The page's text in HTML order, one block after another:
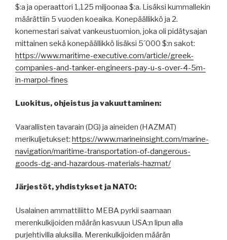
$:a ja operaattori 1,125 miljoonaa $:a. Lisäksi kummallekin
määrättiin 5 vuoden koeaika. Konepäällikkö ja 2.
konemestari saivat vankeustuomion, joka oli pidätysajan
mittainen sekä konepäällikkö lisäksi 5´000 $:n sakot:
https://www.maritime-executive.com/article/greek-
companies-and-tanker-engineers-pay-u-s-over-4-5m-
in-marpol-fines
Luokitus, ohjeistus ja vakuuttaminen:
Vaarallisten tavarain (DG) ja aineiden (HAZMAT)
merikuljetukset: https://www.marineinsight.com/marine-
navigation/maritime-transportation-of-dangerous-
goods-dg-and-hazardous-materials-hazmat/
Järjestöt, yhdistykset ja NATO:
Usalainen ammattiliitto MEBA pyrkii saamaan
merenkulkijoiden määrän kasvuun USA:n lipun alla
purjehtivilla aluksilla. Merenkulkijoiden määrän